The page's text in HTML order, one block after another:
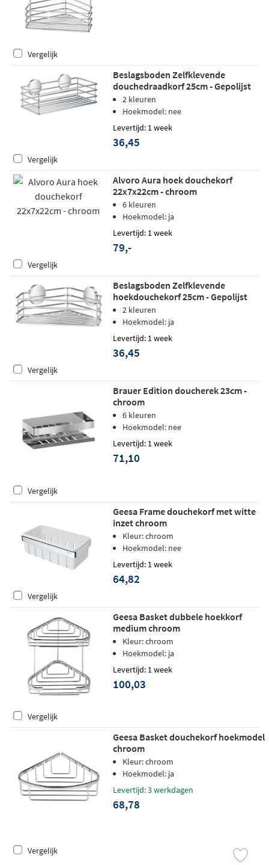
Vergelijk
Beslagsboden Zelfklevende
douchedraadkorf 25cm - Gepolijst
Chroom
2 kleuren
Hoekmodel: nee
Levertijd: 1 week
36,45
Vergelijk
Alvoro Aura hoek douchekorf
22x7x22cm - chroom
6 kleuren
Hoekmodel: ja
Levertijd: 1 week
79,-
Vergelijk
Beslagsboden Zelfklevende
hoekdouchekorf 25cm - Gepolijst
Chroom
2 kleuren
Hoekmodel: ja
Levertijd: 1 week
36,45
Vergelijk
Brauer Edition doucherek 23cm -
chroom
6 kleuren
Hoekmodel: nee
Levertijd: 1 week
71,10
Vergelijk
Geesa Frame douchekorf met witte
inzet chroom
Kleur: chroom
Hoekmodel: nee
Levertijd: 1 week
64,82
Vergelijk
Geesa Basket dubbele hoekkorf
medium chroom
Kleur: chroom
Hoekmodel: ja
Levertijd: 1 week
100,03
Vergelijk
Geesa Basket douchekorf hoekmodel
chroom
Kleur: chroom
Hoekmodel: ja
Levertijd: 3 werkdagen
68,78
Vergelijk